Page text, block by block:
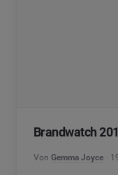
Brandwatch
Von Gemma Joyce